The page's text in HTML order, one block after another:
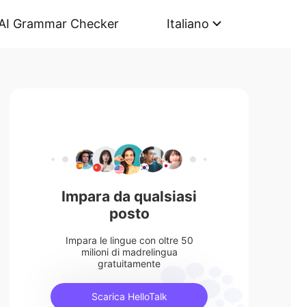
Grammar Checker Italiano
Impara da qualsiasi
posto
Impara le lingue con oltre 50
milioni di madrelingua
gratuitamente
Scarica HelloTalk